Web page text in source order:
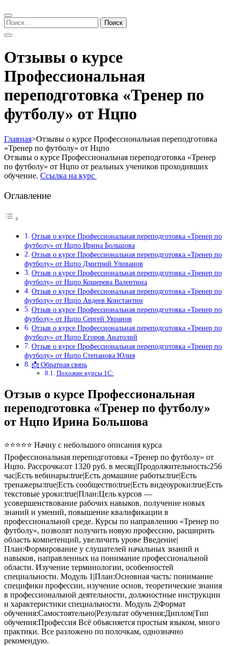
Найти:
Отзывы о курсе
Профессиональная
переподготовка «Тренер по
футболу» от Нцпо
Главная>Отзывы о курсе Профессиональная переподготовка
«Тренер по футболу» от Нцпо
Отзывы о курсе Профессиональная переподготовка «Тренер
по футболу» от Нцпо от реальных учеников проходивших
обучение. Ссылка на курс
Оглавление
Отзыв о курсе Профессиональная переподготовка «Тренер по
футболу» от Нцпо Ирина Большова
Отзыв о курсе Профессиональная переподготовка «Тренер по
футболу» от Нцпо Дмитрий Уливанов
Отзыв о курсе Профессиональная переподготовка «Тренер по
футболу» от Нцпо Кошерева Валентина
Отзыв о курсе Профессиональная переподготовка «Тренер по
футболу» от Нцпо Авдеев Константин
Отзыв о курсе Профессиональная переподготовка «Тренер по
футболу» от Нцпо Сергей Увранов
Отзыв о курсе Профессиональная переподготовка «Тренер по
футболу» от Нцпо Егоров Анатолий
Отзыв о курсе Профессиональная переподготовка «Тренер по
футболу» от Нцпо Степанова Юлия
📩 Обратная связь
Похожие курсы 1С:
Отзыв о курсе Профессиональная
переподготовка «Тренер по футболу»
от Нцпо Ирина Большова
⭐⭐⭐⭐⭐ Начну с небольшого описания курса
Профессиональная переподготовка «Тренер по футболу» от
Нцпо. Рассрочка:от 1320 руб. в месяц|Продолжительность:256
час|Есть вебинары:true|Есть домашние работы:true|Есть
тренажеры:true|Есть сообщество:true|Есть видеоуроки:true|Есть
текстовые уроки:true|План:Цель курсов —
усовершенствование рабочих навыков, получение новых
знаний и умений, повышение квалификации в
профессиональной среде. Курсы по направлению «Тренер по
футболу», позволят получить новую профессию, расширить
область компетенций, увеличить урове Введение|
План:Формирование у слушателей начальных знаний и
навыков, направленных на понимание профессиональной
области. Изучение терминологии, особенностей
специальности. Модуль 1|План:Основная часть: понимание
специфики профессии, изучение основ, теоретические знания
в профессиональной деятельности, должностные инструкции
и характеристики специальности. Модуль 2|Формат
обучения:Самостоятельно|Результат обучения:Диплом|Тип
обучения:Профессия Всё объясняется простым языком, много
практики. Все разложено по полочкам, однозначно
рекомендую.